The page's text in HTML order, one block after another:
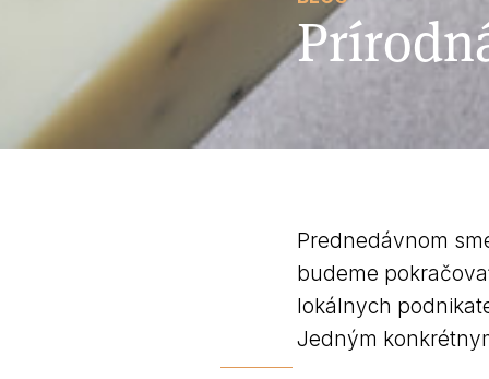
Prednedávnom
budeme
lokálnych
Jedným